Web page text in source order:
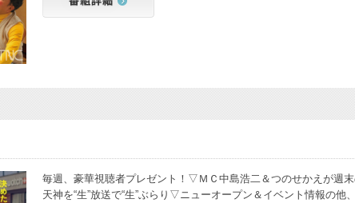
毎週、豪華視聴者プレゼント！▽ＭＣ中島浩二＆つのせかえが週
天神を“生”放送で“生”ぶらり▽ニューオープン＆イベント情報の他